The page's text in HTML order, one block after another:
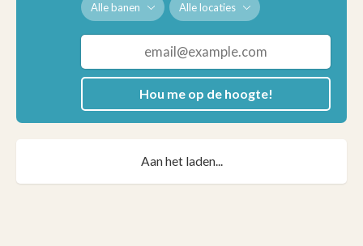
Alle banen Alle locaties
Hou me op de hoogte!
Aan het laden...